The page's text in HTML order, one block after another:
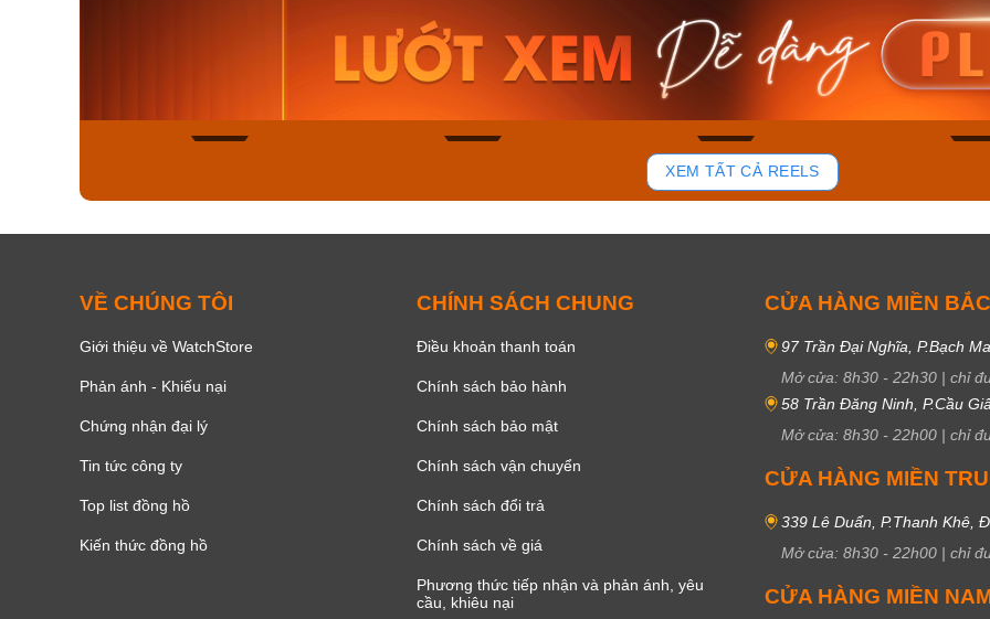
Casio Nam MTS-
115D-1AVDF
2.823.000₫
2.399.550₫
Mua ngay
39
Casio Nam MTS-
RS100L-1AVDF
4.276.000₫
3.634.600₫
Casio
230EL-
Mua
XEM TẤT CẢ REELS
VỀ CHÚNG TÔI
Giới thiệu về WatchStore
Phản ánh - Khiếu nại
Chứng nhận đại lý
Tin tức công ty
Top list đồng hồ
Kiến thức đồng hồ
CHÍNH SÁCH CHUNG
Điều khoản thanh toán
Chính sách bảo hành
Chính sách bảo mật
Chính sách vận chuyển
Chính sách đổi trả
Chính sách về giá
Phương thức tiếp nhận và phản ánh, yêu
cầu, khiêu nại
CỬA HÀNG MIỀN BẮC
97 Trần Đại Nghĩa, P.Bạch
Mở cửa: 8h30 - 22h30 | chỉ
58 Trần Đăng Ninh, P.Cầu
Mở cửa: 8h30 - 22h00 | chỉ
CỬA HÀNG MIỀN
339 Lê Duẩn, P.Thanh Khê,
Mở cửa: 8h30 - 22h00 | chỉ
CỬA HÀNG MIỀN